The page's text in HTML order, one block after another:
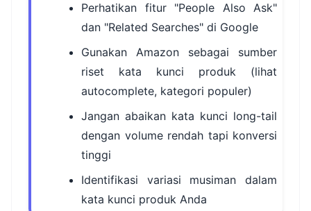
Perhatikan fitur "People Also Ask"
dan "Related Searches" di Google
Gunakan Amazon sebagai sumber
riset kata kunci produk (lihat
autocomplete, kategori populer)
Jangan abaikan kata kunci long-tail
dengan volume rendah tapi konversi
tinggi
Identifikasi variasi musiman dalam
kata kunci produk Anda